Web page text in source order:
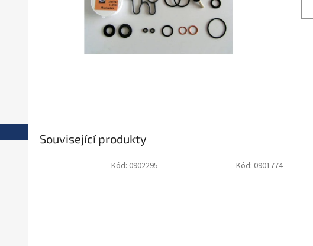
Související produkty
Kód: 0902295 Kód: 0901774